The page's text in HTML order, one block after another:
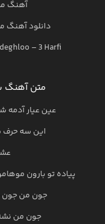
آهنگ
دانلود آهنگ
– 3 Harfi
متن آهنگ
عین عیار آدمه
این سه حرف
پیاده تو بارون
جون من جون
جون من